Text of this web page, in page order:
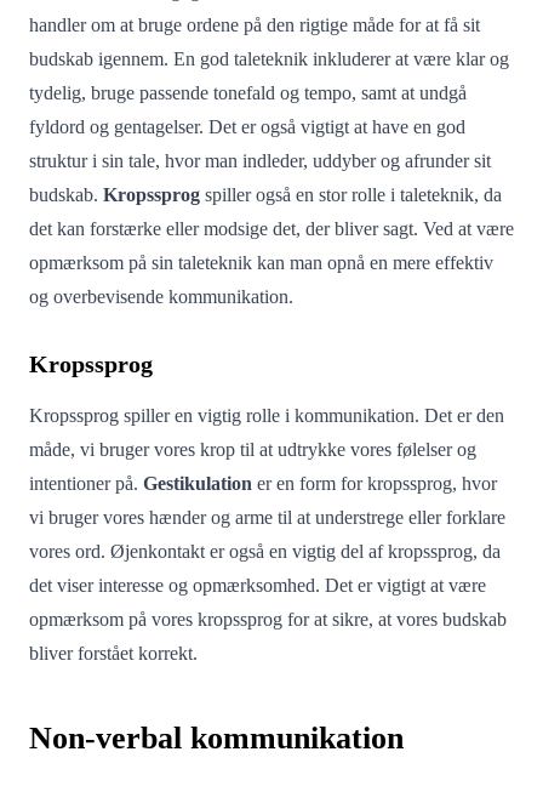
handler om at bruge ordene på den rigtige måde for at få sit
budskab igennem. En god taleteknik inkluderer at være klar og
tydelig, bruge passende tonefald og tempo, samt at undgå
fyldord og gentagelser. Det er også vigtigt at have en god
struktur i sin tale, hvor man indleder, uddyber og afrunder sit
budskab. Kropssprog spiller også en stor rolle i taleteknik, da
det kan forstærke eller modsige det, der bliver sagt. Ved at være
opmærksom på sin taleteknik kan man opnå en mere effektiv
og overbevisende kommunikation.
Kropssprog
Kropssprog spiller en vigtig rolle i kommunikation. Det er den
måde, vi bruger vores krop til at udtrykke vores følelser og
intentioner på. Gestikulation er en form for kropssprog, hvor
vi bruger vores hænder og arme til at understrege eller forklare
vores ord. Øjenkontakt er også en vigtig del af kropssprog, da
det viser interesse og opmærksomhed. Det er vigtigt at være
opmærksom på vores kropssprog for at sikre, at vores budskab
bliver forstået korrekt.
Non-verbal kommunikation